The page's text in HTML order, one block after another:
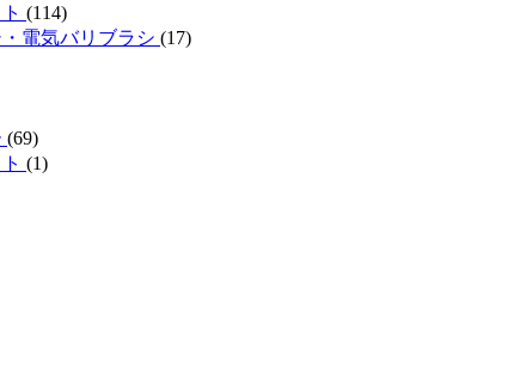
(114)
電気バリブラシ (17)
(69)
(1)